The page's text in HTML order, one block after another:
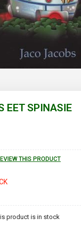
EET SPINASIE
THIS PRODUCT
product is in stock